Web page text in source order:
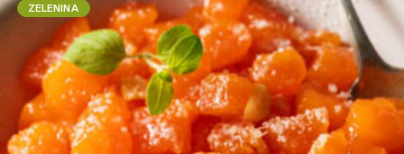
ZELENINA